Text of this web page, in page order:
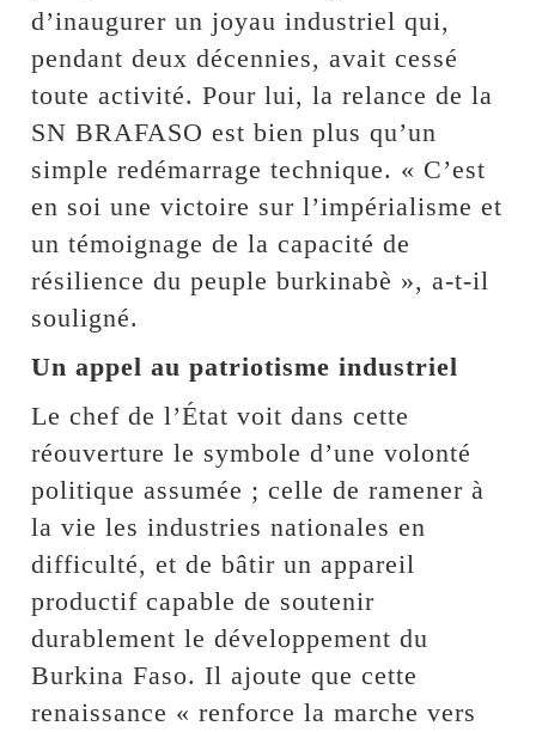
d’inaugurer un joyau industriel qui,
pendant deux décennies, avait cessé
toute activité. Pour lui, la relance de la
SN BRAFASO est bien plus qu’un
simple redémarrage technique. « C’est
en soi une victoire sur l’impérialisme et
un témoignage de la capacité de
résilience du peuple burkinabè », a-t-il
souligné.
Un appel au patriotisme industriel
Le chef de l’État voit dans cette
réouverture le symbole d’une volonté
politique assumée ; celle de ramener à
la vie les industries nationales en
difficulté, et de bâtir un appareil
productif capable de soutenir
durablement le développement du
Burkina Faso. Il ajoute que cette
renaissance « renforce la marche vers